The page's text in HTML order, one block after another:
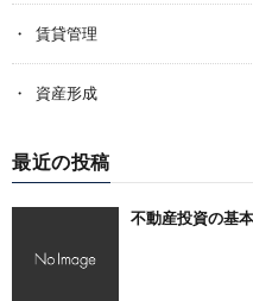
賃貸管理
資産形成
最近の投稿
不動産投資の基